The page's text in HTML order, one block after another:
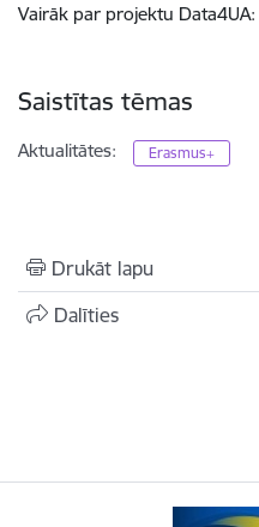
Vairāk par projektu Data4UA:
Saistītas tēmas
Aktualitātes: Erasmus+
Drukāt lapu
Dalīties